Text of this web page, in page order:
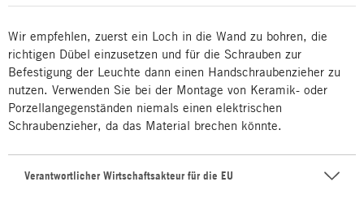
Wir empfehlen, zuerst ein Loch in die Wand zu bohren, die
richtigen Dübel einzusetzen und für die Schrauben zur
Befestigung der Leuchte dann einen Handschraubenzieher zu
nutzen. Verwenden Sie bei der Montage von Keramik- oder
Porzellangegenständen niemals einen elektrischen
Schraubenzieher, da das Material brechen könnte.
Verantwortlicher Wirtschaftsakteur für die EU